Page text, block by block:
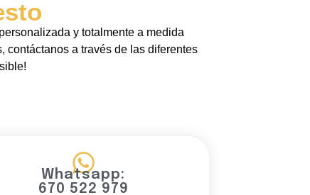
y totalmente a medida
contáctanos a través de las diferentes
Whatsapp:
670 522 979